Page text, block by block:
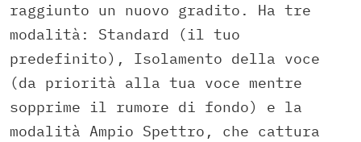
raggiunto un nuovo gradito. Ha tre
modalità: Standard (il tuo
predefinito), Isolamento della voce
(da priorità alla tua voce mentre
sopprime il rumore di fondo) e la
modalità Ampio Spettro, che cattura